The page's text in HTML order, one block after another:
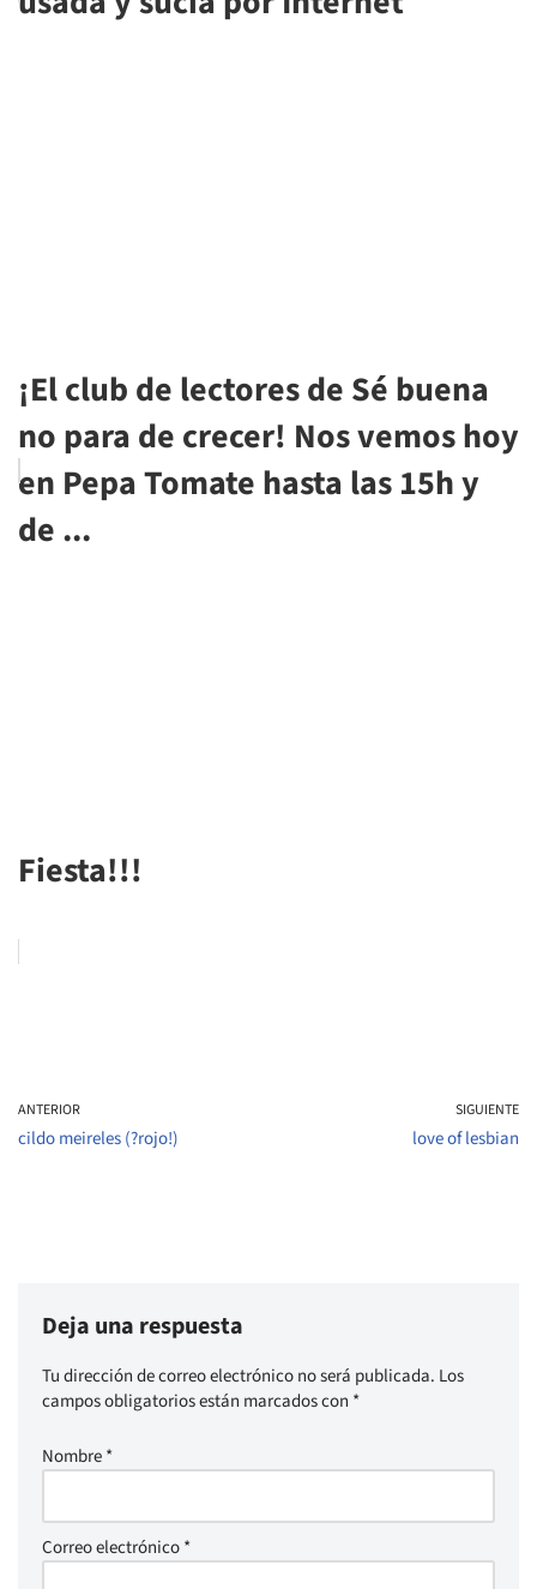
¡El club de lectores de Sé buena
no para de crecer! Nos vemos hoy
en Pepa Tomate hasta las 15h y
de ...
Fiesta!!!
ANTERIOR
cildo meireles (?rojo!)
SIGUIENTE
love of lesbian
Deja una respuesta
Tu dirección de correo electrónico no será publicada. Los
campos obligatorios están marcados con *
Nombre*
Correo electrónico*